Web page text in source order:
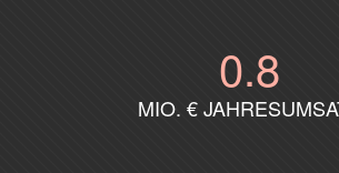
0.8
MIO. €